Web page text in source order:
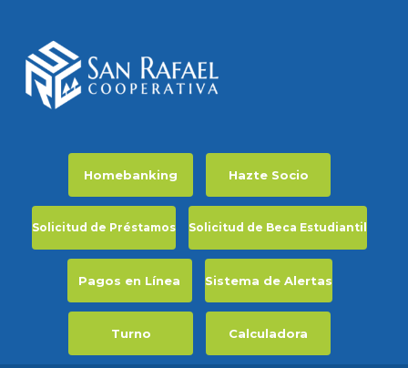
Homebanking Hazte Socio
Solicitud de Préstamos Solicitud de Beca Estudiantil
Pagos en Línea Sistema de Alertas
Turno Calculadora